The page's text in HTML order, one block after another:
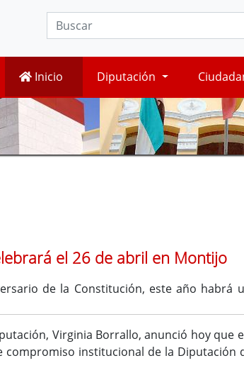
Inicio Diputación
el 26 de abril en Montijo
de la Constitución, este año habrá
Virginia Borrallo, anunció hoy que
institucional de la Diputación